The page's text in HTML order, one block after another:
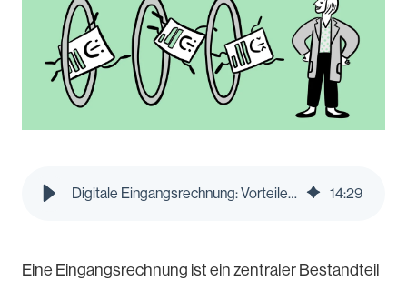
Digitale Eingangsrechnung: Vorteile und Best Practices | Pleo Blog 14:29
Eine Eingangsrechnung ist ein zentraler Bestandteil